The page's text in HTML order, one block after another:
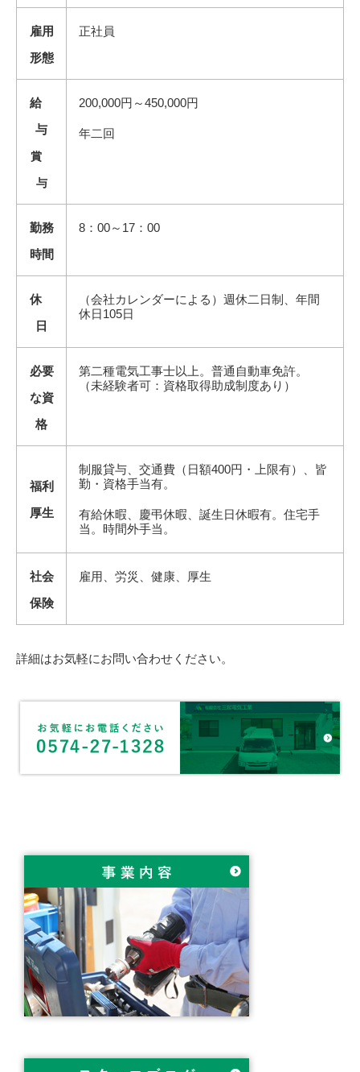
雇用
形態
正社員
給
与
賞
与
200,000円～450,000円
年二回
勤務
時間
8：00～17：00
休
日
（会社カレンダーによる）週休二日制、年間
休日105日
必要
な資
格
第二種電気工事士以上。普通自動車免許。
（未経験者可：資格取得助成制度あり）
福利
厚生
制服貸与、交通費（日額400円・上限有）、皆
勤・資格手当有。
有給休暇、慶弔休暇、誕生日休暇有。住宅手
当。時間外手当。
社会
保険
雇用、労災、健康、厚生
詳細はお気軽にお問い合わせください。